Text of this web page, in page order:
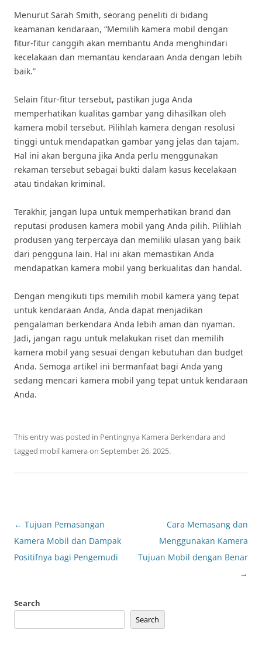
Menurut Sarah Smith, seorang peneliti di bidang
keamanan kendaraan, “Memilih kamera mobil dengan
fitur-fitur canggih akan membantu Anda menghindari
kecelakaan dan memantau kendaraan Anda dengan lebih
baik.”
Selain fitur-fitur tersebut, pastikan juga Anda
memperhatikan kualitas gambar yang dihasilkan oleh
kamera mobil tersebut. Pilihlah kamera dengan resolusi
tinggi untuk mendapatkan gambar yang jelas dan tajam.
Hal ini akan berguna jika Anda perlu menggunakan
rekaman tersebut sebagai bukti dalam kasus kecelakaan
atau tindakan kriminal.
Terakhir, jangan lupa untuk memperhatikan brand dan
reputasi produsen kamera mobil yang Anda pilih. Pilihlah
produsen yang terpercaya dan memiliki ulasan yang baik
dari pengguna lain. Hal ini akan memastikan Anda
mendapatkan kamera mobil yang berkualitas dan handal.
Dengan mengikuti tips memilih mobil kamera yang tepat
untuk kendaraan Anda, Anda dapat menjadikan
pengalaman berkendara Anda lebih aman dan nyaman.
Jadi, jangan ragu untuk melakukan riset dan memilih
kamera mobil yang sesuai dengan kebutuhan dan budget
Anda. Semoga artikel ini bermanfaat bagi Anda yang
sedang mencari kamera mobil yang tepat untuk kendaraan
Anda.
This entry was posted in Pentingnya Kamera Berkendara and
tagged mobil kamera on September 26, 2025.
Post
navigation
← Tujuan Pemasangan
Kamera Mobil dan Dampak
Positifnya bagi Pengemudi
Cara Memasang dan
Menggunakan Kamera
Tujuan Mobil dengan Benar
→
Search
Search